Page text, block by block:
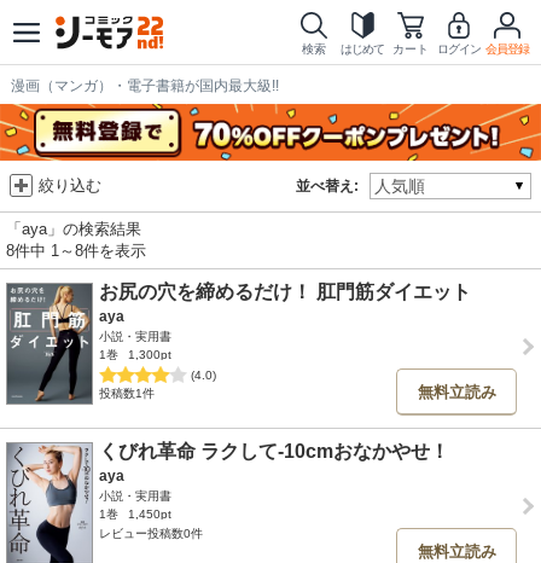
検索 はじめて カート ログイン 会員登録
漫画（マンガ）・電子書籍が国内最大級!!
並べ替え:
絞り込む
「aya」の検索結果
8件中 1～8件を表示
お尻の穴を締めるだけ！ 肛門筋ダイエット
aya
小説・実用書
1巻
1,300pt
(4.0)
投稿数1件
無料立読み
くびれ革命 ラクして-10cmおなかやせ！
aya
小説・実用書
1巻
1,450pt
レビュー投稿数0件
無料立読み